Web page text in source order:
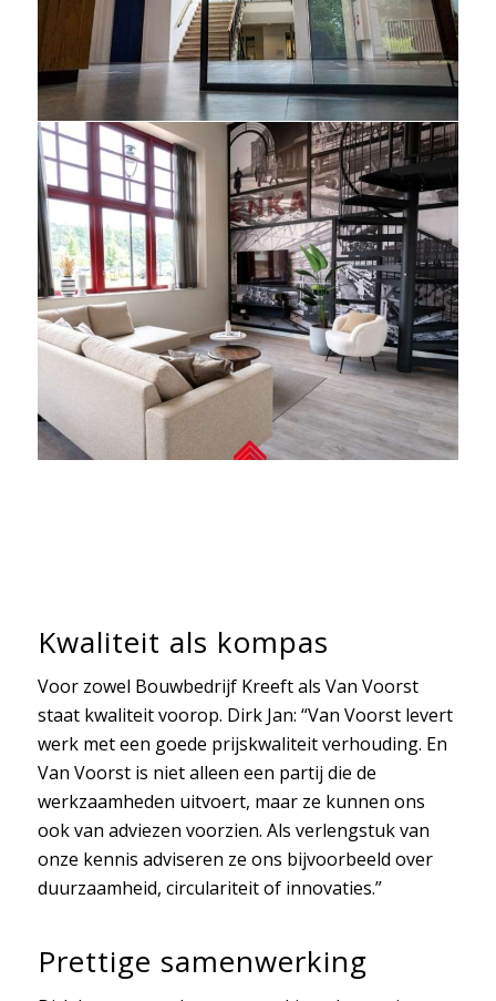
Kwaliteit als kompas
Voor zowel Bouwbedrijf Kreeft als Van Voorst
staat kwaliteit voorop. Dirk Jan: “Van Voorst levert
werk met een goede prijskwaliteit verhouding. En
Van Voorst is niet alleen een partij die de
werkzaamheden uitvoert, maar ze kunnen ons
ook van adviezen voorzien. Als verlengstuk van
onze kennis adviseren ze ons bijvoorbeeld over
duurzaamheid, circulariteit of innovaties.”
Prettige samenwerking